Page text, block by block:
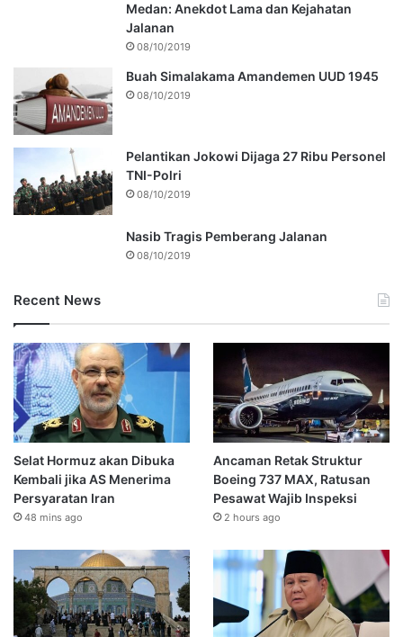
Medan: Anekdot Lama dan Kejahatan
Jalanan
08/10/2019
Buah Simalakama Amandemen UUD 1945
08/10/2019
Pelantikan Jokowi Dijaga 27 Ribu Personel
TNI-Polri
08/10/2019
Nasib Tragis Pemberang Jalanan
08/10/2019
Recent News
Selat Hormuz akan Dibuka
Kembali jika AS Menerima
Persyaratan Iran
48 mins ago
Ancaman Retak Struktur
Boeing 737 MAX, Ratusan
Pesawat Wajib Inspeksi
2 hours ago